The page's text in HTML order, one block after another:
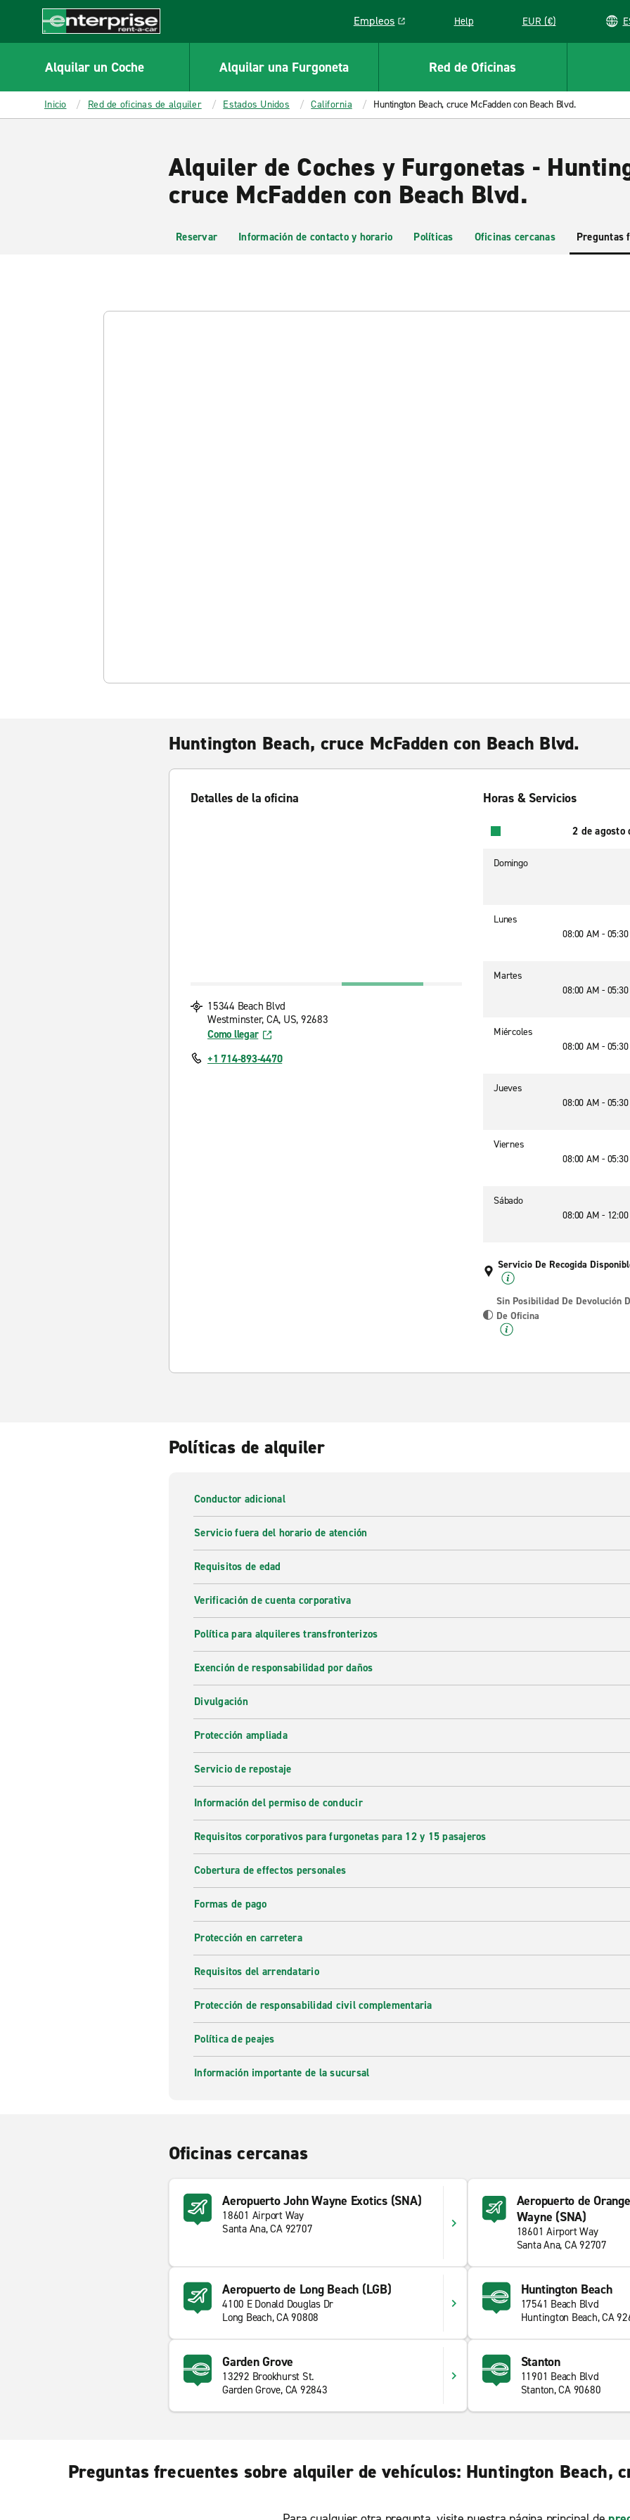
CONTENT
Enterprise
Empleos
Link opens in a new window
Help EUR (€)
Alquilar un Coche Alquilar una Furgoneta Red de Oficinas
Inicio Red de oficinas de alquiler Estados Unidos California Huntington Beach, cruce McFadden con Beach Blvd.
Alquiler de Coches y Furgonetas -
cruce McFadden con Beach Blvd.
Reservar Información de contacto y horario Políticas Oficinas cercanas Preguntas
Huntington Beach, cruce McFadden con Beach Blvd.
Detalles de la oficina
15344 Beach Blvd
Westminster, CA, US, 92683
Como llegar
+1 714-893-4470
Horas & Servicios
2 de agosto
Domingo
Lunes
08:00 AM -
Martes
08:00 AM -
Miércoles
08:00 AM -
Jueves
08:00 AM -
Viernes
08:00 AM -
Sábado
08:00 AM -
Servicio De Recogida
Sin Posibilidad De Devolución
De Oficina
Políticas de alquiler
Conductor adicional
Servicio fuera del horario de atención
Requisitos de edad
Verificación de cuenta corporativa
Política para alquileres transfronterizos
Exención de responsabilidad por daños
Divulgación
Protección ampliada
Servicio de repostaje
Información del permiso de conducir
Requisitos corporativos para furgonetas para 12 y 15 pasajeros
Cobertura de effectos personales
Formas de pago
Protección en carretera
Requisitos del arrendatario
Protección de responsabilidad civil complementaria
Política de peajes
Información importante de la sucursal
Oficinas cercanas
Aeropuerto John Wayne Exotics (SNA)
18601 Airport Way
Santa Ana, CA 92707
Aeropuerto de
Wayne (SNA)
18601 Airport Way
Santa Ana, CA 92707
Aeropuerto de Long Beach (LGB)
4100 E Donald Douglas Dr
Long Beach, CA 90808
Huntington Beach
17541 Beach Blvd
Huntington Beach, CA
Garden Grove
13292 Brookhurst St.
Garden Grove, CA 92843
Stanton
11901 Beach Blvd
Stanton, CA 90680
Preguntas frecuentes sobre alquiler de vehículos: Huntington Beach,